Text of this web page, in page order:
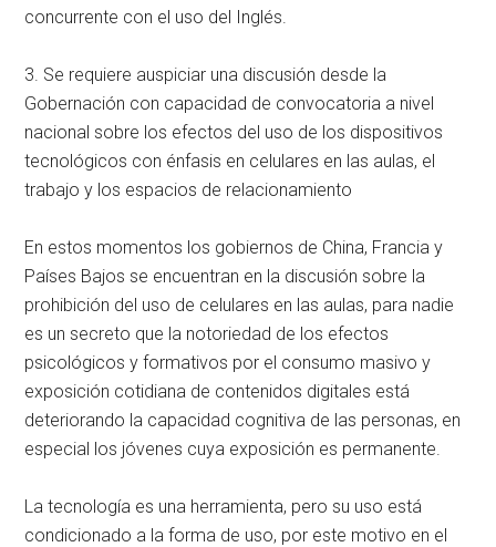
concurrente con el uso del Inglés.
3. Se requiere auspiciar una discusión desde la
Gobernación con capacidad de convocatoria a nivel
nacional sobre los efectos del uso de los dispositivos
tecnológicos con énfasis en celulares en las aulas, el
trabajo y los espacios de relacionamiento
En estos momentos los gobiernos de China, Francia y
Países Bajos se encuentran en la discusión sobre la
prohibición del uso de celulares en las aulas, para nadie
es un secreto que la notoriedad de los efectos
psicológicos y formativos por el consumo masivo y
exposición cotidiana de contenidos digitales está
deteriorando la capacidad cognitiva de las personas, en
especial los jóvenes cuya exposición es permanente.
La tecnología es una herramienta, pero su uso está
condicionado a la forma de uso, por este motivo en el